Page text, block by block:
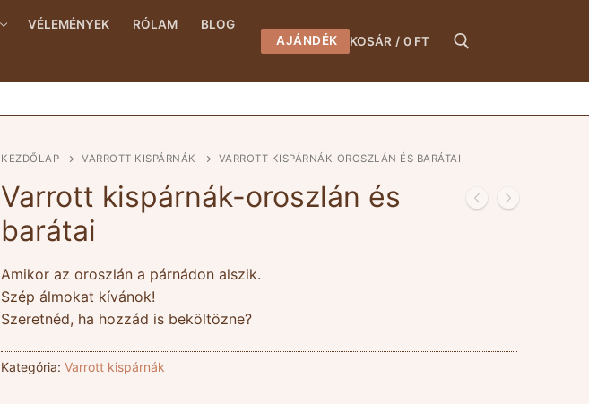
VÉLEMÉNYEK RÓLAM BLOG
AJÁNDÉK KOSÁR / 0 FT
Keresése:
KEZDŐLAP VARROTT KISPÁRNÁK VARROTT KISPÁRNÁK-OROSZLÁN ÉS BARÁTAI
Varrott kispárnák-oroszlán és
barátai
Amikor az oroszlán a párnádon alszik.
Szép álmokat kívánok!
Szeretnéd, ha hozzád is beköltözne?
Kategória: Varrott kispárnák